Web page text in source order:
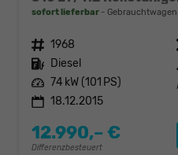
sofort lieferbar Gebrauchtwagen
Fahrzeugnr. 1968
Kraftstoff Diesel
Leistung 74 kW (101 PS)
18.12.2015
12.990,– €
Differenzbesteuert